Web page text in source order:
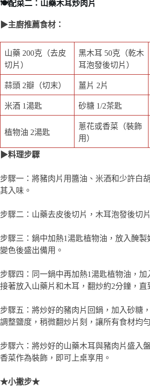
🍽️配菜二：山藥木耳炒肉片
▶主廚推薦食材：
山藥 200克（去皮
切片）
黑木耳 50克（乾木
耳泡發後切片）
蒜頭 2瓣（切末） 薑片 2片
米酒 1湯匙 砂糖 1/2茶匙
植物油 2湯匙
蔥花或香菜（裝飾
用）
▶料理步驟
步驟一：將豬肉片用醬油、米酒和少許白
其入味。
步驟二：山藥去皮後切片，木耳泡發後切
步驟三：鍋中加熱1湯匙植物油，放入醃製
變色後盛出備用。
步驟四：同一鍋中再加熱1湯匙植物油，加
接著放入山藥片和木耳，翻炒約2分鐘，直
步驟五：將炒好的豬肉片回鍋，加入砂糖
調整鹽度，稍微翻炒片刻，讓所有食材均
步驟六：將炒好的山藥木耳與豬肉片盛入
香菜作為裝飾，即可上桌享用。
★小撇步★